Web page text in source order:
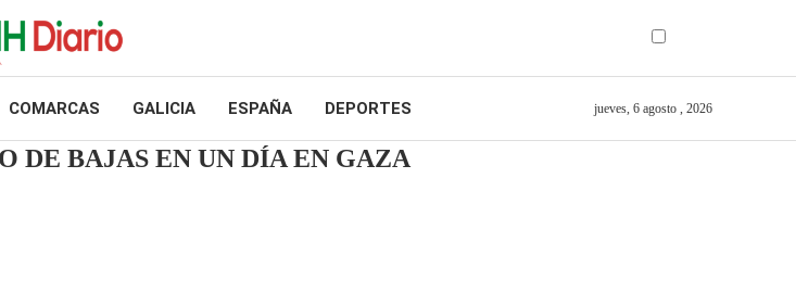
COMARCAS GALICIA ESPAÑA DEPORTES jueves, 6 agosto , 2026
DE BAJAS EN UN DÍA EN GAZA